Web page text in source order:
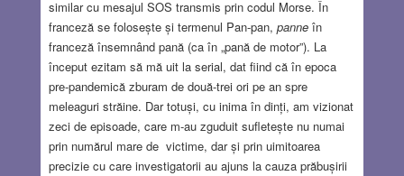
similar cu mesajul SOS transmis prin codul Morse. În
franceză se folosește și termenul Pan-pan, panneîn
franceză însemnând pană (ca în „pană de motor”). La
început ezitam să mă uit la serial, dat fiind că în epoca
pre-pandemică zburam de două-trei ori pe an spre
meleaguri străine. Dar totuși, cu inima în dinți, am vizionat
zeci de episoade, care m-au zguduit sufletește nu numai
prin numărul mare de victime, dar și prin uimitoarea
precizie cu care investigatorii au ajuns la cauza prăbușirii